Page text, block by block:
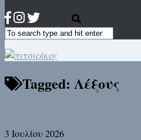
Tagged: Λέξους
3 Ιουλίου 2026